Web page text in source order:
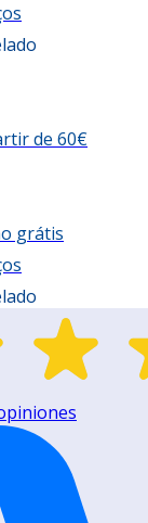
de 60€
grátis